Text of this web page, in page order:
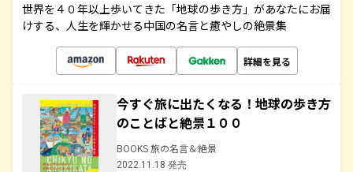
世界を４０年以上歩いてきた「地球の歩き方」があなたにお届
けする、人生を輝かせる中国の名言と癒やしの絶景集
詳細を見る
今すぐ旅に出たくなる！地球の歩き方
のことばと絶景１００
BOOKS 旅の名言＆絶景
2022.11.18 発売